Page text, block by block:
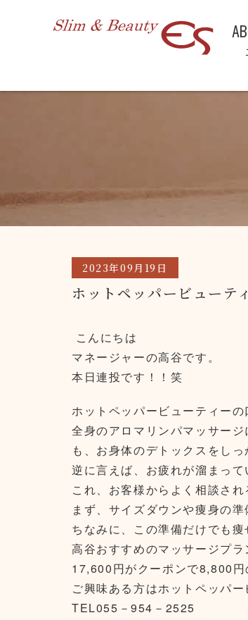
2023年09月19日
ホットペッパービューテ
こんにちは
マネージャーの高谷です。
本日連投です！！笑
ホットペッパービューティーの
全身のアロマリンパマッサー
も、お身体のデトックスをし
逆に言えば、お疲れが溜まっ
これ、お客様からよく相談され
まず、サイズダウンや痩身の準
ちなみに、この準備だけでも
高谷おすすめのマッサージプラ
17,600円がクーポンで8,800円
ご興味ある方はホットペッパ
TEL055－954－2525